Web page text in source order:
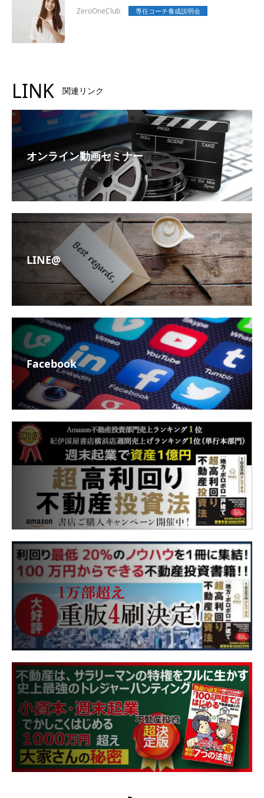
ZeroOneClub 専任コーチ養成説明会
LINK 関連リンク
オンライン動画セミナー
LINE@
Facebook